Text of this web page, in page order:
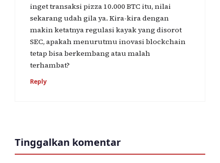
inget transaksi pizza 10.000 BTC itu, nilai
sekarang udah gila ya. Kira-kira dengan
makin ketatnya regulasi kayak yang disorot
SEC, apakah menurutmu inovasi blockchain
tetap bisa berkembang atau malah
terhambat?
Reply
Tinggalkan komentar